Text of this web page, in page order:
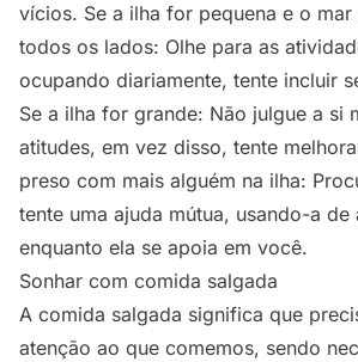
vícios. Se a ilha for pequena e o
todos os lados: Olhe para as
ocupando diariamente, tente incluir
Se a ilha for grande: Não julgue a si
atitudes, em vez disso, tente
preso com mais alguém na ilha:
tente uma ajuda mútua, usando-a
enquanto ela se apoia em você.
Sonhar com comida salgada
A comida salgada significa que
atenção ao que comemos, sendo